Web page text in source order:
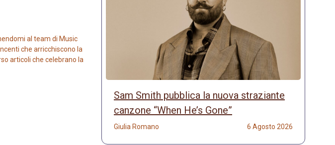
al team di Music
che arricchiscono la
articoli che celebrano la
Sam Smith pubblica la nuova straziante
canzone “When He’s Gone”
Giulia Romano 6 Agosto 2026